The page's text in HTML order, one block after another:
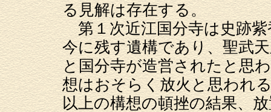
る見解は存在する。
第１次近江国分寺は史跡紫
今に残す遺構であり、聖武
と国分寺が造営されたと思
想はおそらく放火と思われ
以上の構想の頓挫の結果、